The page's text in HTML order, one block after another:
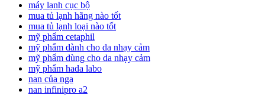
máy lạnh cục bộ
mua tủ lạnh hãng nào tốt
mua tủ lạnh loại nào tốt
mỹ phẩm cetaphil
mỹ phẩm dành cho da nhạy cảm
mỹ phẩm dùng cho da nhạy cảm
mỹ phẩm hada labo
nan của nga
nan infinipro a2